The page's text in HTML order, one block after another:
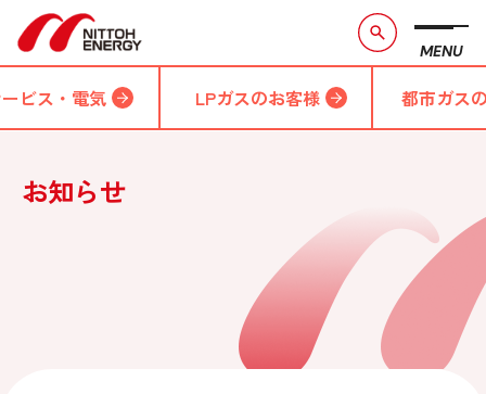
MENU
ビス・電気 LPガスのお客様 都市ガス
お知らせ